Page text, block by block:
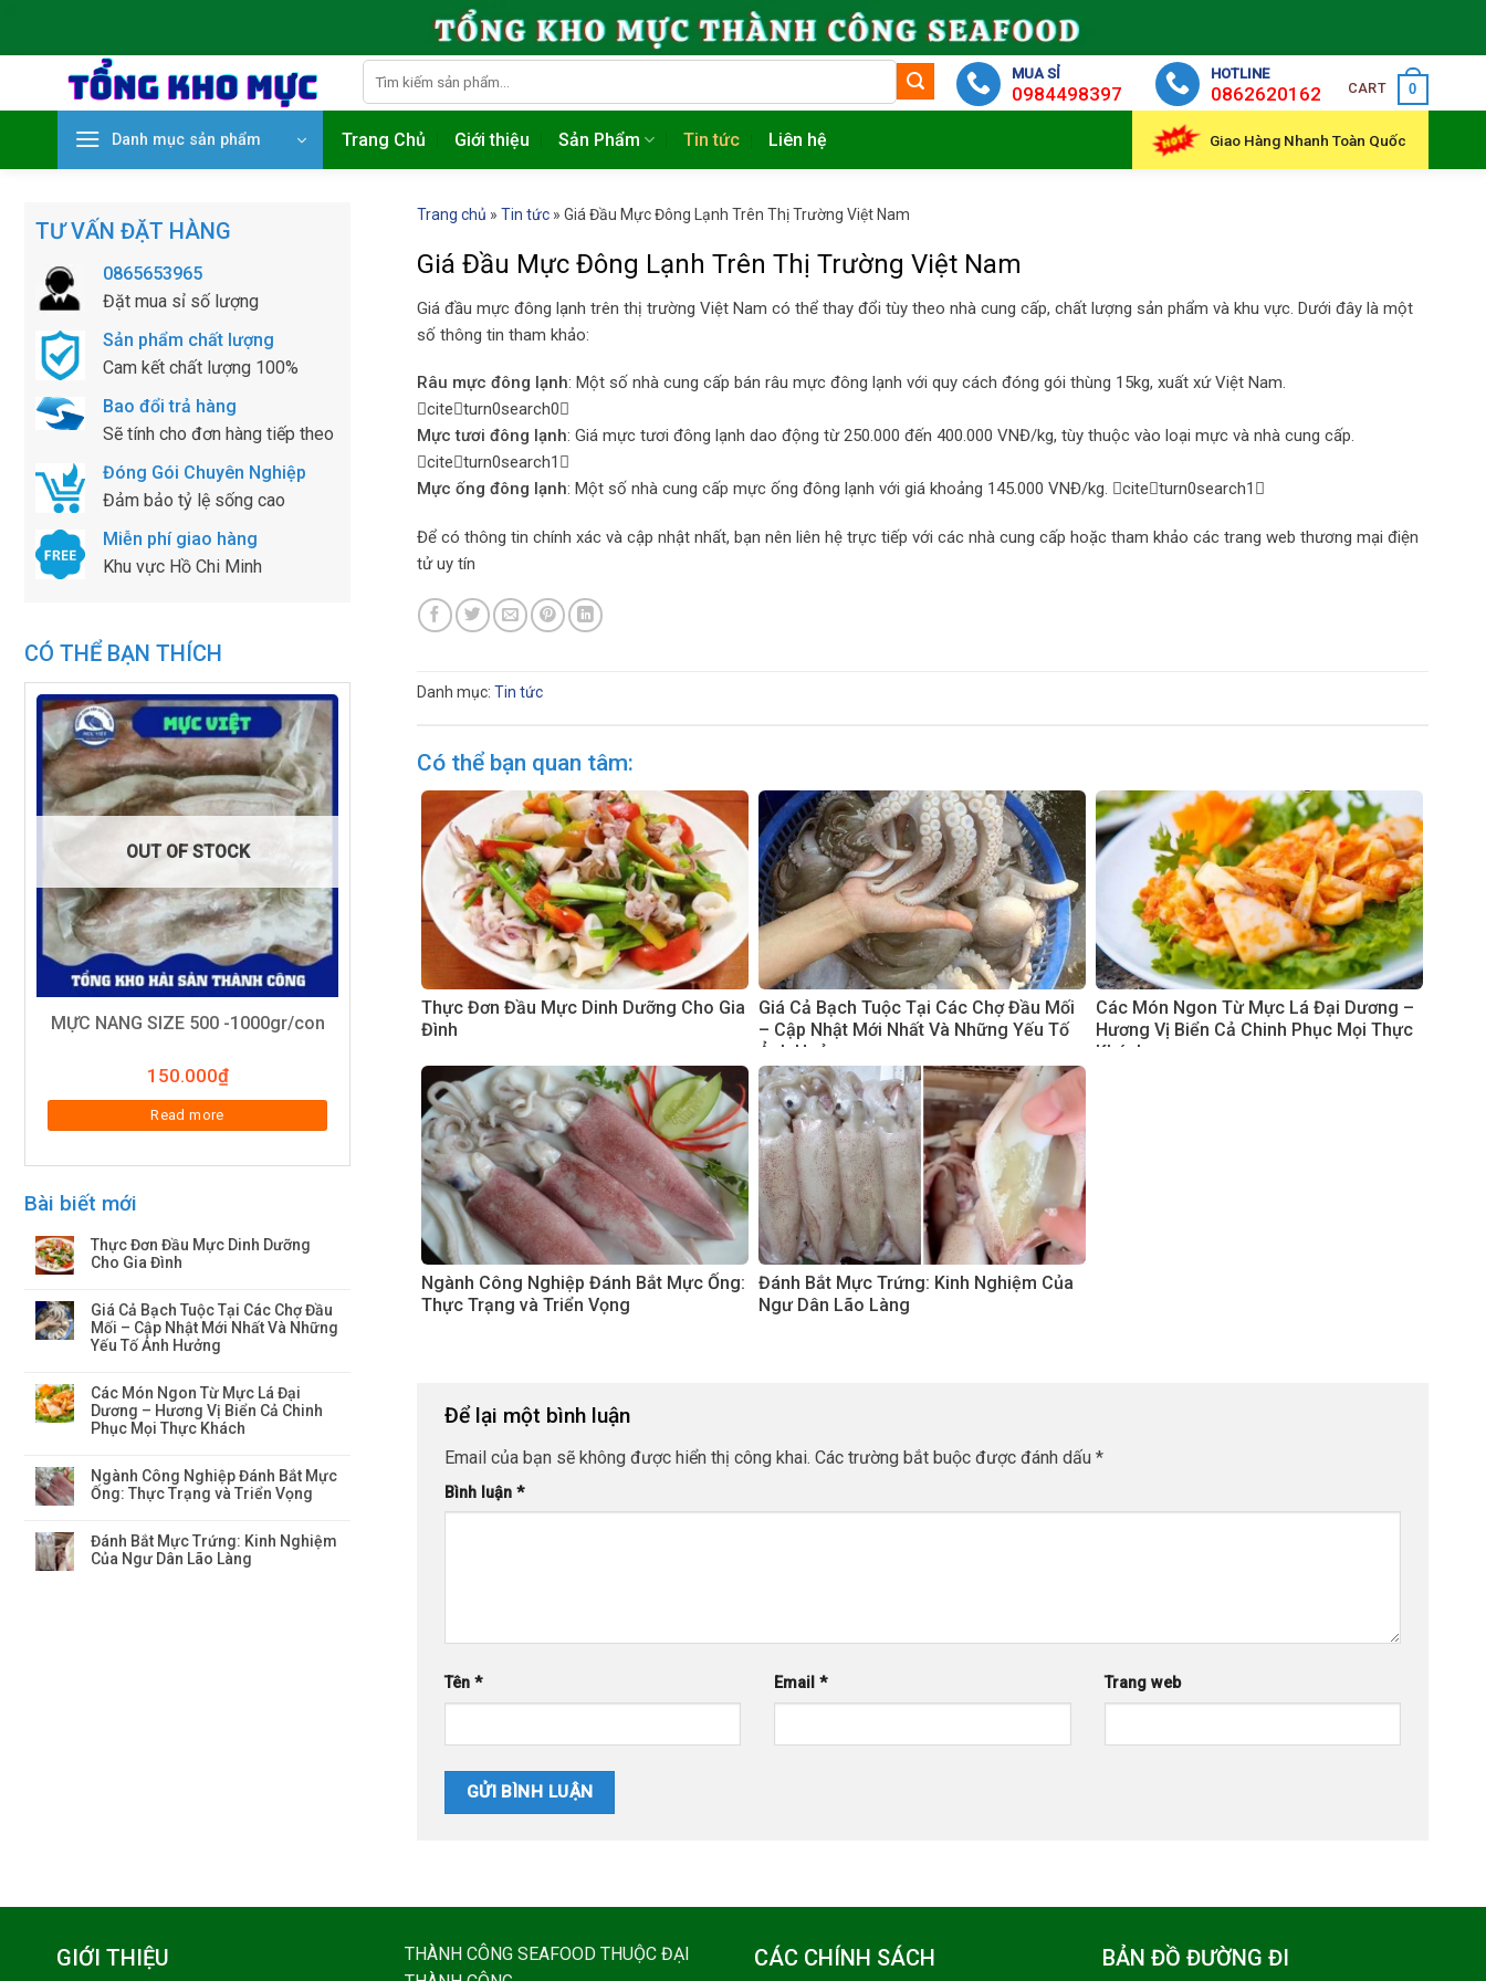
Search
for:
MUA SỈ
0984498397
HOTLINE
0862620162 CART 0
Danh mục sản phẩm Trang Chủ Giới thiệu Sản Phẩm Tin tức Liên hệ Giao Hàng Nhanh Toàn Quốc
TƯ VẤN ĐẶT HÀNG
0865653965
Đặt mua sỉ số lượng
Sản phẩm chất lượng
Cam kết chất lượng 100%
Bao đổi trả hàng
Sẽ tính cho đơn hàng tiếp theo
Đóng Gói Chuyên Nghiệp
Đảm bảo tỷ lệ sống cao
Miễn phí giao hàng
Khu vực Hồ Chi Minh
CÓ THỂ BẠN THÍCH
OUT OF STOCK
MỰC NANG SIZE 500 -1000gr/con
150.000₫
Read more
Bài biết mới
Thực Đơn Đầu Mực Dinh Dưỡng
Cho Gia Đình
Giá Cả Bạch Tuộc Tại Các Chợ Đầu
Mối – Cập Nhật Mới Nhất Và Những
Yếu Tố Ảnh Hưởng
Các Món Ngon Từ Mực Lá Đại
Dương – Hương Vị Biển Cả Chinh
Phục Mọi Thực Khách
Ngành Công Nghiệp Đánh Bắt Mực
Ống: Thực Trạng và Triển Vọng
Đánh Bắt Mực Trứng: Kinh Nghiệm
Của Ngư Dân Lão Làng
Trang chủ » Tin tức » Giá Đầu Mực Đông Lạnh Trên Thị Trường Việt Nam
Giá Đầu Mực Đông Lạnh Trên Thị Trường Việt Nam
Giá đầu mực đông lạnh trên thị trường Việt Nam có thể thay đổi tùy theo nhà cung cấp, chất lượng sản phẩm và khu vực. Dưới đây là một
số thông tin tham khảo:
Râu mực đông lạnh: Một số nhà cung cấp bán râu mực đông lạnh với quy cách đóng gói thùng 15kg, xuất xứ Việt Nam.
citeturn0search0
Mực tươi đông lạnh: Giá mực tươi đông lạnh dao động từ 250.000 đến 400.000 VNĐ/kg, tùy thuộc vào loại mực và nhà cung cấp.
citeturn0search1
Mực ống đông lạnh: Một số nhà cung cấp mực ống đông lạnh với giá khoảng 145.000 VNĐ/kg. citeturn0search1
Để có thông tin chính xác và cập nhật nhất, bạn nên liên hệ trực tiếp với các nhà cung cấp hoặc tham khảo các trang web thương mại điện
tử uy tín
Danh mục: Tin tức
Có thể bạn quan tâm:
Thực Đơn Đầu Mực Dinh Dưỡng Cho Gia
Đình
Giá Cả Bạch Tuộc Tại Các Chợ Đầu Mối
– Cập Nhật Mới Nhất Và Những Yếu Tố
Ảnh Hưởng
Các Món Ngon Từ Mực Lá Đại Dương –
Hương Vị Biển Cả Chinh Phục Mọi Thực
Khách
Ngành Công Nghiệp Đánh Bắt Mực Ống:
Thực Trạng và Triển Vọng
Đánh Bắt Mực Trứng: Kinh Nghiệm Của
Ngư Dân Lão Làng
Để lại một bình luận
Email của bạn sẽ không được hiển thị công khai. Các trường bắt buộc được đánh dấu *
Bình luận *
Tên * Email* Trang web
GIỚI THIỆU
THÀNH CÔNG SEAFOOD THUỘC ĐẠI
CÁC CHÍNH SÁCH BẢN ĐỒ ĐƯỜNG ĐI